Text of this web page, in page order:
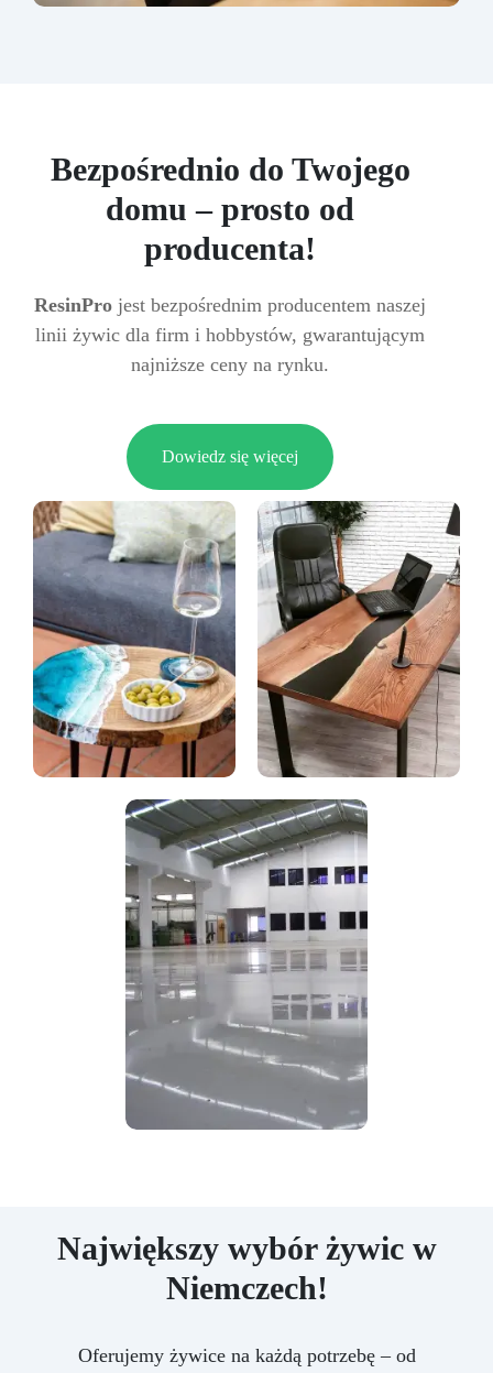
Bezpośrednio do Twojego
domu – prosto od
producenta!
ResinPro jest bezpośrednim producentem naszej
linii żywic dla firm i hobbystów, gwarantującym
najniższe ceny na rynku.
Dowiedz się więcej
Największy wybór żywic w
Niemczech!
Oferujemy żywice na każdą potrzebę – od